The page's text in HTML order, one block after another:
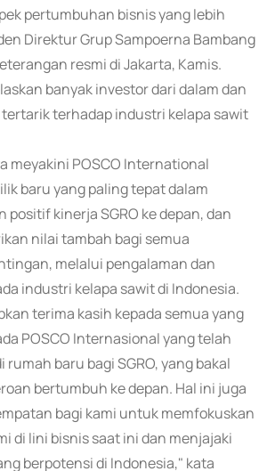
pertumbuhan bisnis yang lebih
Direktur Grup Sampoerna Bambang
resmi di Jakarta, Kamis.
banyak investor dari dalam dan
terhadap industri kelapa sawit
meyakini POSCO International
baru yang paling tepat dalam
kinerja SGRO ke depan, dan
nilai tambah bagi semua
melalui pengalaman dan
industri kelapa sawit di Indonesia.
terima kasih kepada semua yang
POSCO Internasional yang telah
rumah baru bagi SGRO, yang bakal
bertumbuh ke depan. Hal ini juga
bagi kami untuk memfokuskan
di lini bisnis saat ini dan menjajaki
berpotensi di Indonesia," kata